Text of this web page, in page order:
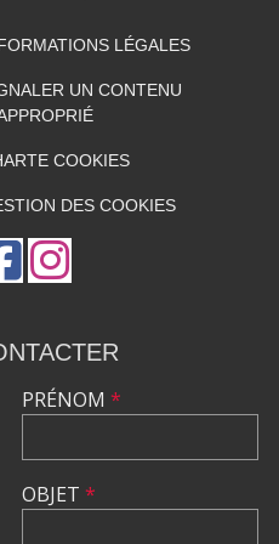
LÉGALES
UN CONTENU
COOKIES
DES COOKIES
PRÉNOM *
OBJET *